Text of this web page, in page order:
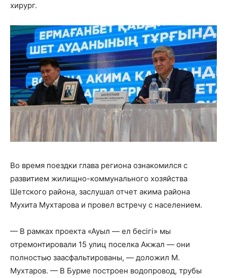
хирург.
Во время поездки глава региона ознакомился с
развитием жилищно-коммунального хозяйства
Шетского района, заслушал отчет акима района
Мухита Мухтарова и провел встречу с населением.
— В рамках проекта «Ауыл — ел бесігі» мы
отремонтировали 15 улиц поселка Акжал — они
полностью заасфальтированы, — доложил М.
Мухтаров. — В Бурме построен водопровод, трубы